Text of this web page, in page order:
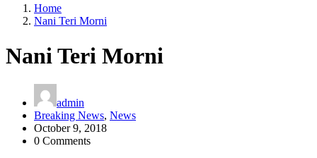
Home
Nani Teri Morni
Nani Teri Morni
admin
Breaking News, News
October 9, 2018
0 Comments